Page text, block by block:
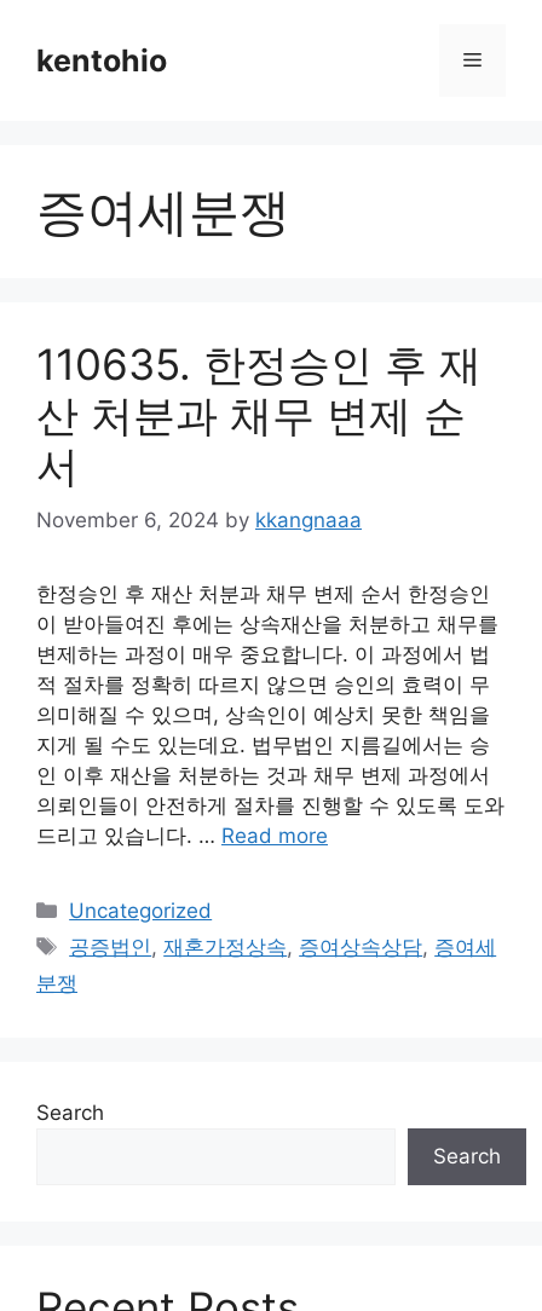
contentkentohio Menu
증여세분쟁
110635. 한정승인 후 재
산 처분과 채무 변제 순
서
November 6, 2024 by kkangnaaa
한정승인 후 재산 처분과 채무 변제 순서 한정승인
이 받아들여진 후에는 상속재산을 처분하고 채무를
변제하는 과정이 매우 중요합니다. 이 과정에서 법
적 절차를 정확히 따르지 않으면 승인의 효력이 무
의미해질 수 있으며, 상속인이 예상치 못한 책임을
지게 될 수도 있는데요. 법무법인 지름길에서는 승
인 이후 재산을 처분하는 것과 채무 변제 과정에서
의뢰인들이 안전하게 절차를 진행할 수 있도록 도와
드리고 있습니다. … Read more
Categories
Uncategorized
Tags
공증법인 ,재혼가정상속, 증여상속상담, 증여세
분쟁
Search
Search